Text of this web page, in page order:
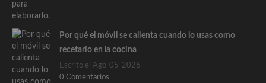
Por qué el móvil se calienta cuando lo usas como
recetario en la cocina
Escrito el Ago-05-2026
0 Comentarios